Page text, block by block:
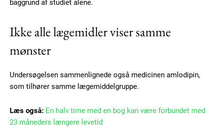
Subscription Plans
baggrund af studiet alene.
Ikke alle lægemidler viser samme
mønster
Undersøgelsen sammenlignede også medicinen amlodipin,
som tilhører samme lægemiddelgruppe.
Læs også: En halv time med en bog kan være forbundet med
23 måneders længere levetid